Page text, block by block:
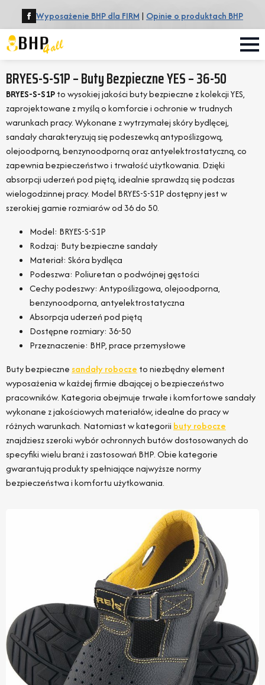
Wyposażenie BHP dla FIRM | Opinie o produktach BHP
BRYES-S-S1P – Buty Bezpieczne YES – 36-50
BRYES-S-S1Pto wysokiej jakości buty bezpieczne z kolekcji YES,
zaprojektowane z myślą o komforcie i ochronie w trudnych
warunkach pracy. Wykonane z wytrzymałej skóry bydlęcej,
sandały charakteryzują się podeszewką antypoślizgową,
olejoodporną, benzynoodporną oraz antyelektrostatyczną, co
zapewnia bezpieczeństwo i trwałość użytkowania. Dzięki
absorpcji uderzeń pod piętą, idealnie sprawdzą się podczas
wielogodzinnej pracy. Model BRYES-S-S1P dostępny jest w
szerokiej gamie rozmiarów od 36 do 50.
Model: BRYES-S-S1P
Rodzaj: Buty bezpieczne sandały
Materiał: Skóra bydlęca
Podeszwa: Poliuretan o podwójnej gęstości
Cechy podeszwy: Antypoślizgowa, olejoodporna,
benzynoodporna, antyelektrostatyczna
Absorpcja uderzeń pod piętą
Dostępne rozmiary: 36-50
Przeznaczenie: BHP, prace przemysłowe
Buty bezpieczne sandały robocze to niezbędny element
wyposażenia w każdej firmie dbającej o bezpieczeństwo
pracowników. Kategoria obejmuje trwałe i komfortowe sandały
wykonane z jakościowych materiałów, idealne do pracy w
różnych warunkach. Natomiast w kategorii buty robocze
znajdziesz szeroki wybór ochronnych butów dostosowanych do
specyfiki wielu branż i zastosowań BHP. Obie kategorie
gwarantują produkty spełniające najwyższe normy
bezpieczeństwa i komfortu użytkowania.